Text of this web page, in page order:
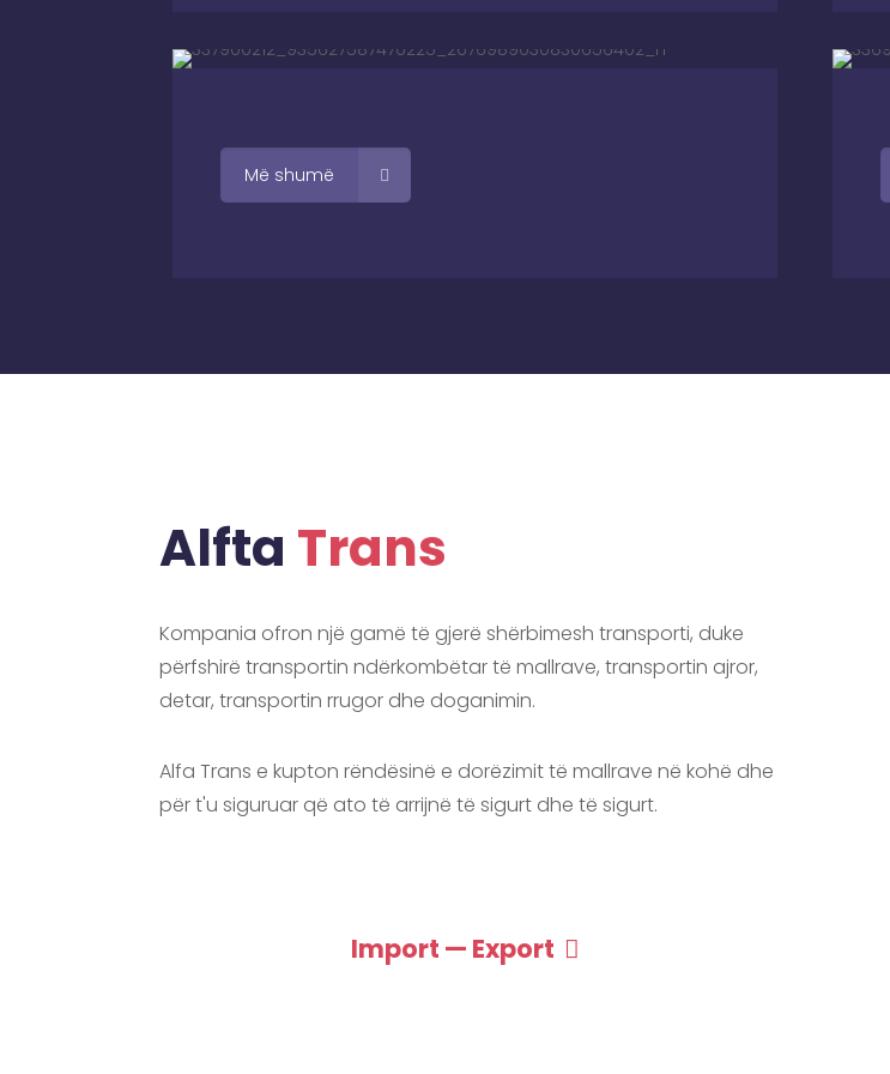
Më shumë
Alfta Trans
Kompania ofron një gamë të gjerë shërbimesh transporti, duke
përfshirë transportin ndërkombëtar të mallrave, transportin ajror,
detar, transportin rrugor dhe doganimin.
Alfa Trans e kupton rëndësinë e dorëzimit të mallrave në kohë dhe
për t'u siguruar që ato të arrijnë të sigurt dhe të sigurt.
Import — Export